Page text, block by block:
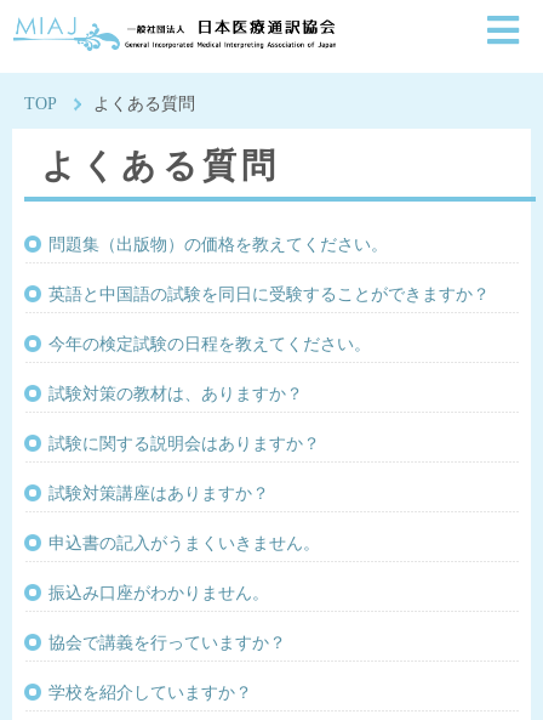
一般社団法人日本医療
TOP よくある質問
よくある質問
問題集（出版物）の価格を教えてください。
英語と中国語の試験を同日に受験することができますか？
今年の検定試験の日程を教えてください。
試験対策の教材は、ありますか？
試験に関する説明会はありますか？
試験対策講座はありますか？
申込書の記入がうまくいきません。
振込み口座がわかりません。
協会で講義を行っていますか？
学校を紹介していますか？